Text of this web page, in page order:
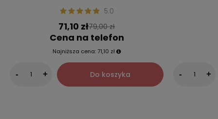
5.0
71,10 zł79,00 zł
Cena na telefon
Najniższa cena: 71,10 zł
- + Do koszyka - +